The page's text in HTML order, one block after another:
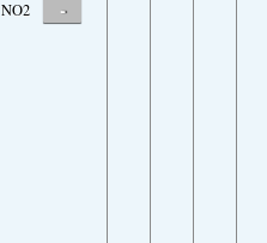
NO2 -